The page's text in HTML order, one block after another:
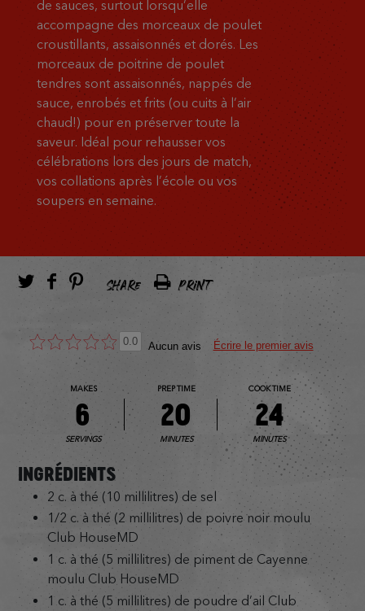
de sauces, surtout lorsqu’elle
accompagne des morceaux de poulet
croustillants, assaisonnés et dorés. Les
morceaux de poitrine de poulet
tendres sont assaisonnés, nappés de
sauce, enrobés et frits (ou cuits à l’air
chaud!) pour en préserver toute la
saveur. Idéal pour rehausser vos
célébrations lors des jours de match,
vos collations après l’école ou vos
soupers en semaine.
SHARE PRINT
0.0 Aucun avis Écrire le premier avis
MAKES
6
SERVINGS
PREP TIME
20
MINUTES
COOK TIME
24
MINUTES
INGRÉDIENTS
2 c. à thé (10 millilitres) de sel
1/2 c. à thé (2 millilitres) de poivre noir moulu
Club HouseMD
1 c. à thé (5 millilitres) de piment de Cayenne
moulu Club HouseMD
1 c. à thé (5 millilitres) de poudre d’ail Club